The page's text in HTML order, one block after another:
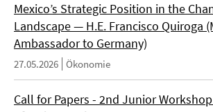
Mexico’s Strategic Position in the
Landscape — H.E. Francisco Quiroga
Ambassador to Germany)
27.05.2026 Ökonomie
Call for Papers - 2nd Junior